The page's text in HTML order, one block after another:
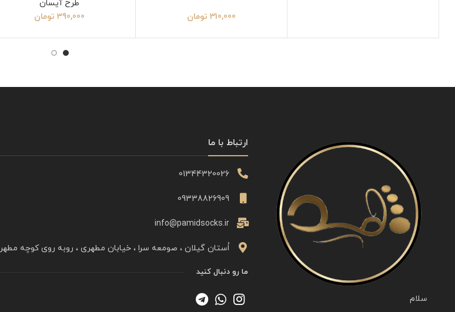
310,000 تومان
طرح آیسان
390,000 تومان
سلام
ارتباط با ما
01344320026
09338826909
info@pamidsocks.ir
اُستان گیلان ، صومعه سرا ، خیابان مطهری ، روبه روی کوچه مطهر ۲
ما رو دنبال کنید